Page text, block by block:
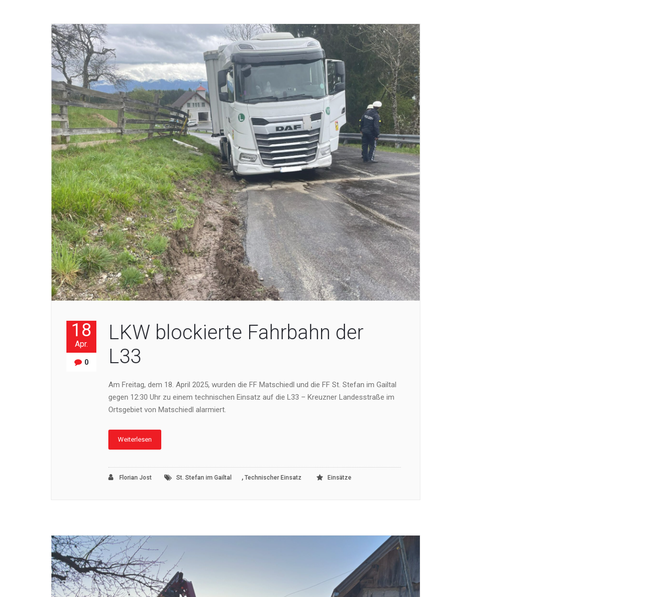
18
Apr.
0
LKW blockierte Fahrbahn der
L33
Am Freitag, dem 18. April 2025, wurden die FF Matschiedl und die FF St. Stefan im Gailtal
gegen 12:30 Uhr zu einem technischen Einsatz auf die L33 – Kreuzner Landesstraße im
Ortsgebiet von Matschiedl alarmiert.
Weiterlesen
Florian Jost St. Stefan im Gailtal , Technischer Einsatz Einsätze